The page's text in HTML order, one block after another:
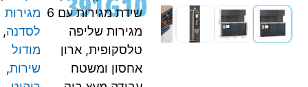
שידת מגירות עם 6
מגירות שליפה
טלסקופית, ארון
אחסון ומשטח
מגירות
לסדנה,
מודול
שירות,